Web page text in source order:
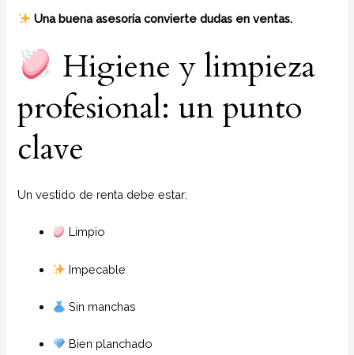
Una buena asesoría convierte dudas en ventas.
Higiene y limpieza
profesional: un punto
clave
Un vestido de renta debe estar:
Limpio
Impecable
Sin manchas
Bien planchado